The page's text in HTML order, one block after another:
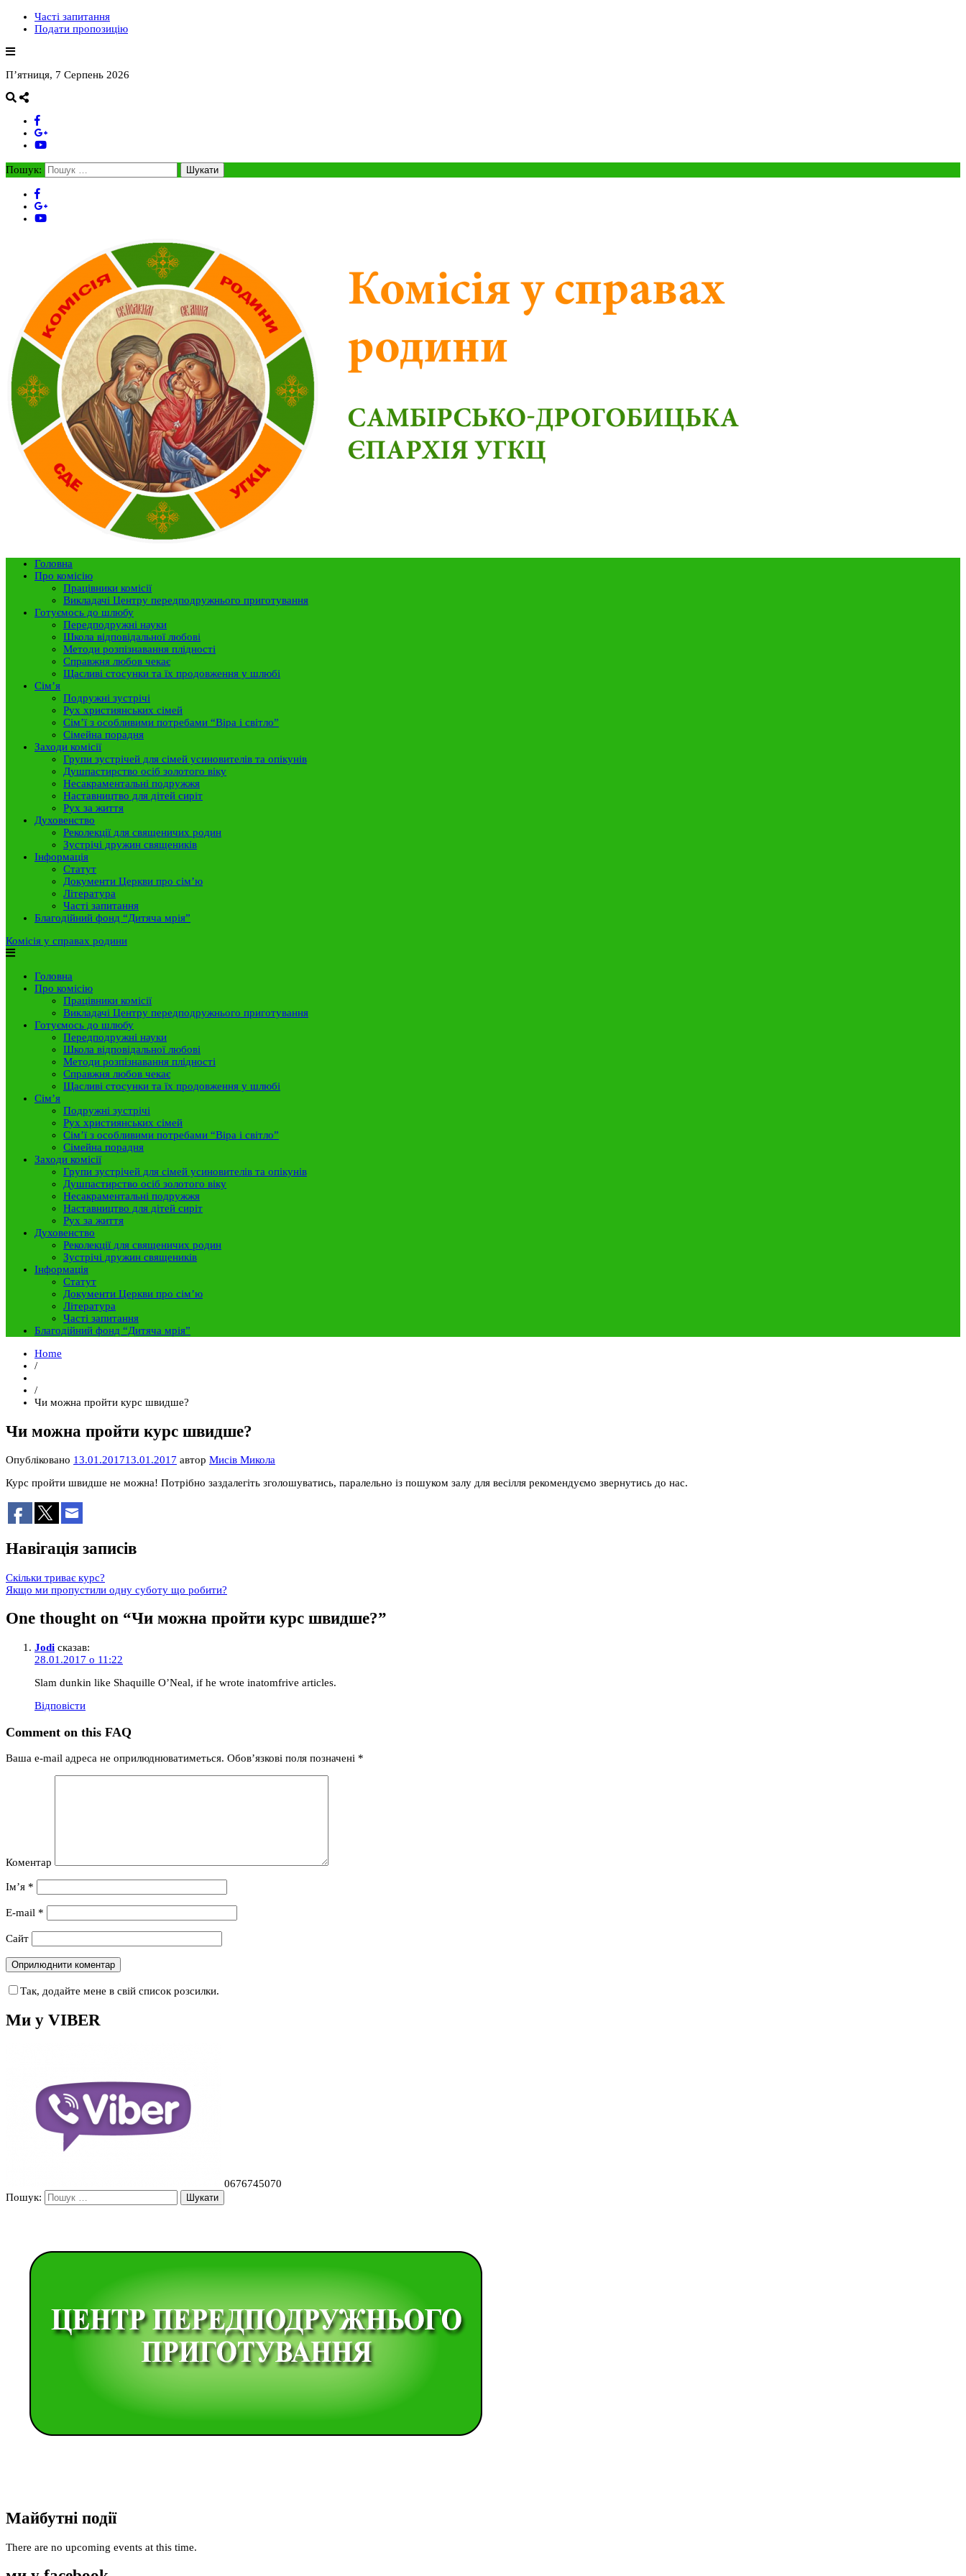
Часті запитання
Подати пропозицію
П’ятниця, 7 Серпень 2026
Пошук:
Головна
Про комісію
Працівники комісії
Викладачі Центру передподружнього приготування
Готуємось до шлюбу
Передподружні науки
Школа відповідальної любові
Методи розпізнавання плідності
Справжня любов чекає
Щасливі стосунки та їх продовження у шлюбі
Сім’я
Подружні зустрічі
Рух християнських сімей
Сім’ї з особливими потребами “Віра і світло”
Сімейна порадня
Заходи комісії
Групи зустрічей для сімей усиновителів та опікунів
Душпастирство осіб золотого віку
Несакраментальні подружжя
Наставництво для дітей сиріт
Рух за життя
Духовенство
Реколекції для священичих родин
Зустрічі дружин священиків
Інформація
Статут
Документи Церкви про сім’ю
Література
Часті запитання
Благодійний фонд “Дитяча мрія”
Комісія у справах родини
Головна
Про комісію
Працівники комісії
Викладачі Центру передподружнього приготування
Готуємось до шлюбу
Передподружні науки
Школа відповідальної любові
Методи розпізнавання плідності
Справжня любов чекає
Щасливі стосунки та їх продовження у шлюбі
Сім’я
Подружні зустрічі
Рух християнських сімей
Сім’ї з особливими потребами “Віра і світло”
Сімейна порадня
Заходи комісії
Групи зустрічей для сімей усиновителів та опікунів
Душпастирство осіб золотого віку
Несакраментальні подружжя
Наставництво для дітей сиріт
Рух за життя
Духовенство
Реколекції для священичих родин
Зустрічі дружин священиків
Інформація
Статут
Документи Церкви про сім’ю
Література
Часті запитання
Благодійний фонд “Дитяча мрія”
Home
/
/
Чи можна пройти курс швидше?
Чи можна пройти курс швидше?
Опубліковано 13.01.201713.01.2017 автор Мисів Микола
Курс пройти швидше не можна! Потрібно заздалегіть зголошуватись, паралельно із пошуком залу для весілля рекомендуємо звернутись до нас.
Навігація записів
Скільки триває курс?
Якщо ми пропустили одну суботу що робити?
One thought on “Чи можна пройти курс швидше?”
Jodi сказав:
28.01.2017 о 11:22
Slam dunkin like Shaquille O’Neal, if he wrote inatomfrive articles.
Відповіcти
Comment on this FAQ
Ваша e-mail адреса не оприлюднюватиметься. Обов’язкові поля позначені *
Коментар
Ім’я *
E-mail *
Сайт
Так, додайте мене в свій список розсилки.
Ми у VIBER
0676745070
Пошук:
Майбутні події
There are no upcoming events at this time.